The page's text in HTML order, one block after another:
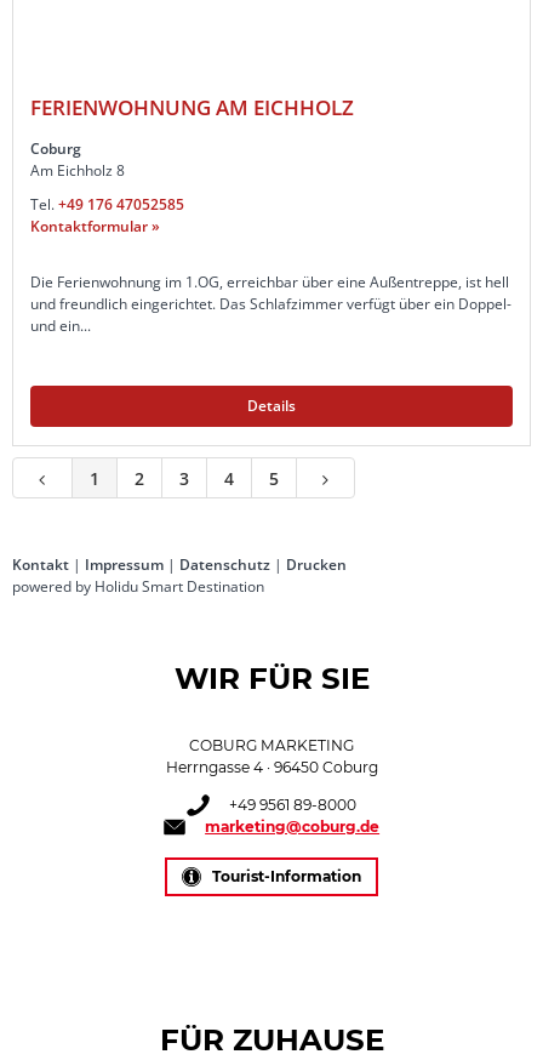
FERIENWOHNUNG AM EICHHOLZ
Coburg
Am Eichholz 8
Tel.+49 176 47052585
Kontaktformular »
Die Ferienwohnung im 1.OG, erreichbar über eine Außentreppe, ist hell
und freundlich eingerichtet. Das Schlafzimmer verfügt über ein Doppel-
und ein...
Details
1 2 3 4 5
Kontakt | Impressum | Datenschutz | Drucken
powered by Holidu Smart Destination
WIR FÜR SIE
COBURG MARKETING
Herrngasse 4 · 96450 Coburg
+49 9561 89-8000
marketing@coburg.de
Tourist-Information
FÜR ZUHAUSE